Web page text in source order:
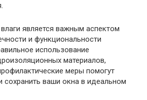
является важным аспектом
и функциональности
использование
материалов,
меры помогут
сохранить ваши окна в идеальном